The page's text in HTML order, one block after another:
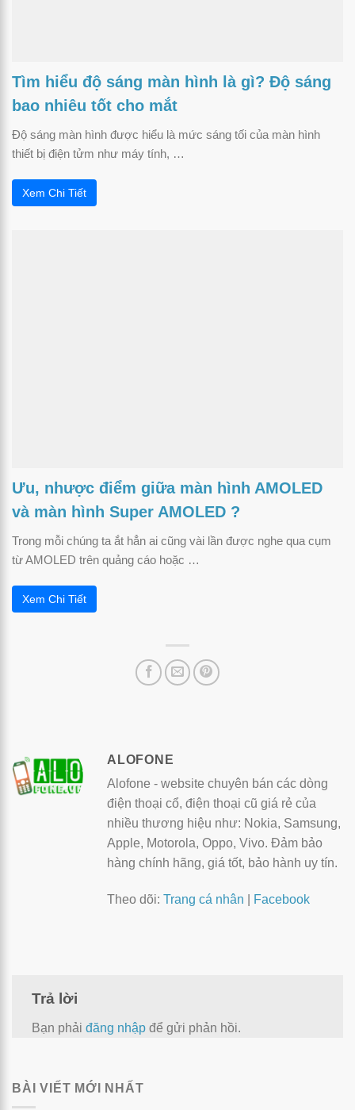
Tìm hiểu độ sáng màn hình là gì? Độ sáng
bao nhiêu tốt cho mắt
Độ sáng màn hình được hiểu là mức sáng tối của màn hình
thiết bị điện tửm như máy tính, …
Xem Chi Tiết
Ưu, nhược điểm giữa màn hình AMOLED
và màn hình Super AMOLED ?
Trong mỗi chúng ta ắt hẳn ai cũng vài lần được nghe qua cụm
từ AMOLED trên quảng cáo hoặc …
Xem Chi Tiết
ALOFONE
Alofone - website chuyên bán các dòng
điện thoại cổ, điện thoại cũ giá rẻ của
nhiều thương hiệu như: Nokia, Samsung,
Apple, Motorola, Oppo, Vivo. Đảm bảo
hàng chính hãng, giá tốt, bảo hành uy tín.
Theo dõi: Trang cá nhân Facebook
Trả lời
Bạn phải đăng nhập để gửi phản hồi.
BÀI VIẾT MỚI NHẤT